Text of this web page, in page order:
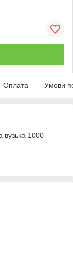
Оплата Умови
вузька 1000